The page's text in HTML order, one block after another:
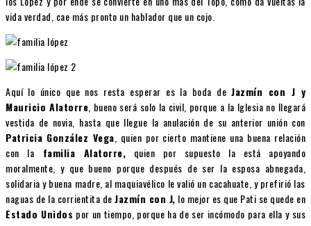
vida verdad, cae más pronto un hablador que un cojo.
Aquí lo único que nos resta esperar es la boda deJazmín con J y
Mauricio Alatorre , bueno será solo la civil, porque a la Iglesia no llegará
vestida de novia, hasta que llegue la anulación de su anterior unión con
Patricia González Vega , quien por cierto mantiene una buena relación
con la familia Alatorre, quien por supuesto la está apoyando
moralmente, y que bueno porque después de ser la esposa abnegada,
solidaria y buena madre, al maquiavélico le valió un cacahuate, y prefirió las
naguas de la corrientita deJazmín con J, lo mejor es que Pati se quede en
Estado Unidos por un tiempo, porque ha de ser incómodo para ella y sus